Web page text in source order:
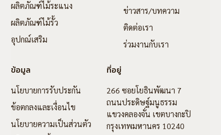
ผลิตภัณฑ์ไม้ระแนง
ผลิตภัณฑ์ไม้รั้ว
อุปกณ์เสริม
ข่าวสาร/บทความ
ติดต่อเรา
ร่วมงานกับเรา
ข้อมูล
นโยบายการรับประกัน
ข้อตกลงและเงื่อนไข
นโยบายความเป็นส่วนตัว
ที่อยู่
266 ซอยโยธินพัฒนา 7
ถนนประดิษฐ์มนูธรรม
แขวงคลองจั่น เขตบางกะปิ
กรุงเทพมหานคร 10240